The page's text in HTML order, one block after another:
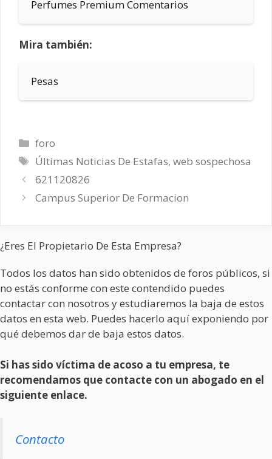
Perfumes Premium Comentarios
Mira también:
Pesas
Categorías
foro
Etiquetas
Últimas Noticias De Estafas,web sospechosa
621120826
Campus Superior De Formacion
¿Eres El Propietario De Esta Empresa?
Todos los datos han sido obtenidos de foros públicos, si
no estás conforme con este contendido puedes
contactar con nosotros y estudiaremos la baja de estos
datos en esta web. Puedes hacerlo aquí exponiendo por
qué debemos dar de baja estos datos.
Si has sido víctima de acoso a tu empresa, te
recomendamos que contacte con un abogado en el
siguiente enlace.
Contacto